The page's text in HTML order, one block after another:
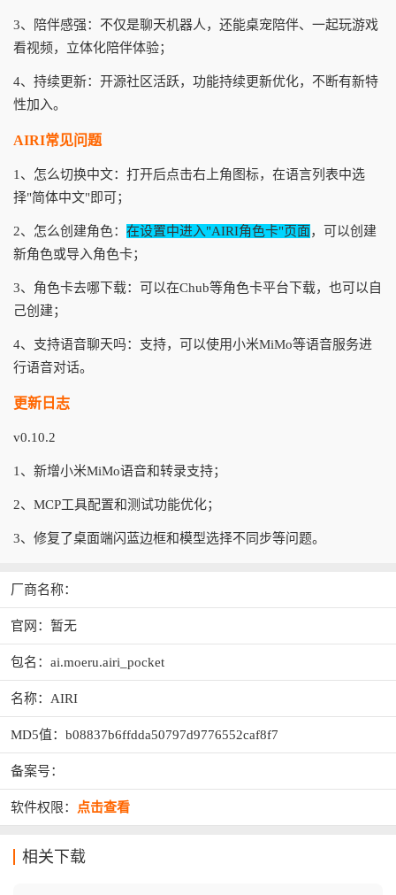
3、陪伴感强：不仅是聊天机器人，还能桌宠陪伴、一起玩游戏
看视频，立体化陪伴体验；
4、持续更新：开源社区活跃，功能持续更新优化，不断有新特
性加入。
AIRI常见问题
1、怎么切换中文：打开后点击右上角图标，在语言列表中选
择"简体中文"即可；
2、怎么创建角色： 在设置中进入"AIRI角色卡"页面，可以创建
新角色或导入角色卡；
3、角色卡去哪下载：可以在Chub等角色卡平台下载，也可以自
己创建；
4、支持语音聊天吗：支持，可以使用小米MiMo等语音服务进
行语音对话。
更新日志
v0.10.2
1、新增小米MiMo语音和转录支持；
2、MCP工具配置和测试功能优化；
3、修复了桌面端闪蓝边框和模型选择不同步等问题。
厂商名称：
官网：暂无
包名：ai.moeru.airi_pocket
名称：AIRI
MD5值：b08837b6ffdda50797d9776552caf8f7
备案号：
软件权限： 点击查看
相关下载